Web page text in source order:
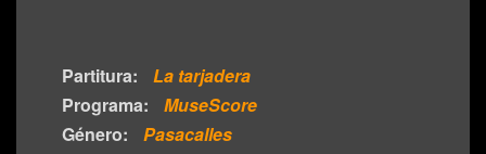
Partitura:
La tarjadera
Programa:
MuseScore
Género:
Pasacalles